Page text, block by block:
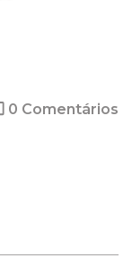
0 Comentários